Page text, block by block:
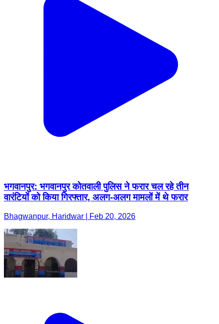
भगवानपुर: भगवानपुर कोतवाली पुलिस ने फरार चल रहे तीन
वारंटियों को किया गिरफ्तार, अलग-अलग मामलों में थे फरार
Bhagwanpur, Haridwar | Feb 20, 2026